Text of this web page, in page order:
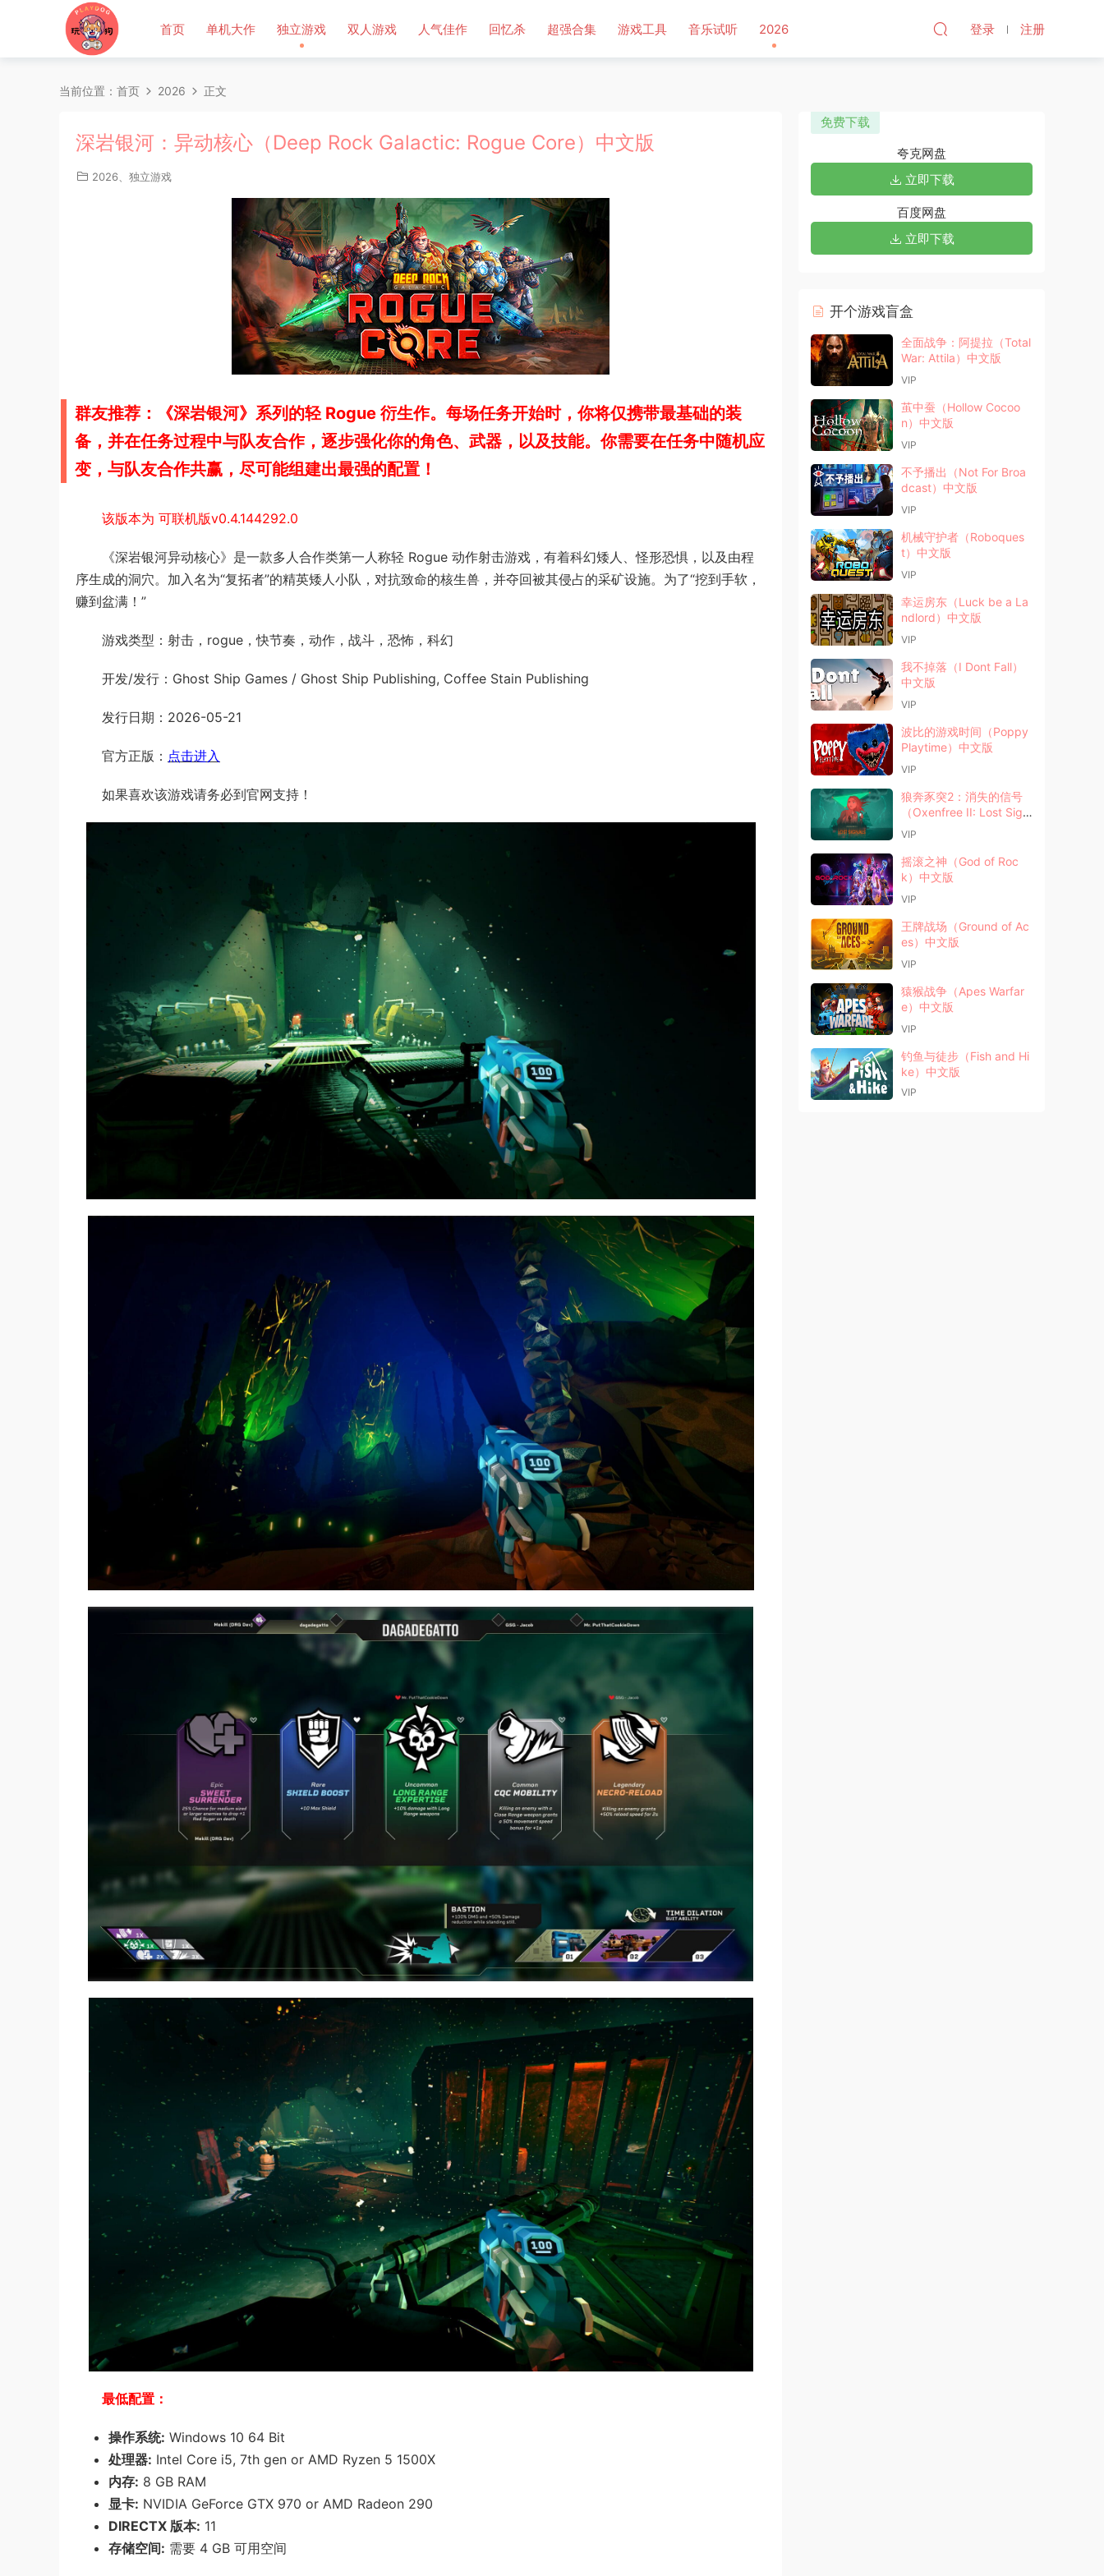
首页 单机大作 独立游戏 双人游戏 人气佳作 回忆杀 超强合集 游戏工具 音乐试听 2026 登录 注册
当前位置： 首页 2026 正文
深岩银河：异动核心（Deep Rock Galactic: Rogue Core）中文版
2026 独立游戏
群友推荐：《深岩银河》系列的轻 Rogue 衍生作。每场任务开始时，你将仅携带最基础的装
备，并在任务过程中与队友合作，逐步强化你的角色、武器，以及技能。你需要在任务中随机应
变，与队友合作共赢，尽可能组建出最强的配置！
该版本为 可联机版v0.4.144292.0
《深岩银河异动核心》是一款多人合作类第一人称轻 Rogue 动作射击游戏，有着科幻矮人、怪形恐惧，以及由程
序生成的洞穴。加入名为“复拓者”的精英矮人小队，对抗致命的核生兽，并夺回被其侵占的采矿设施。为了“挖到手软，
赚到盆满！”
游戏类型：射击，rogue，快节奏，动作，战斗，恐怖，科幻
开发/发行：Ghost Ship Games / Ghost Ship Publishing, Coffee Stain Publishing
发行日期：2026-05-21
官方正版： 点击进入
如果喜欢该游戏请务必到官网支持！
最低配置：
操作系统: Windows 10 64 Bit
处理器: Intel Core i5, 7th gen or AMD Ryzen 5 1500X
内存: 8 GB RAM
显卡: NVIDIA GeForce GTX 970 or AMD Radeon 290
DIRECTX 版本: 11
存储空间: 需要 4 GB 可用空间
免费下载
夸克网盘
立即下载
百度网盘
立即下载
开个游戏盲盒
全面战争：阿提拉（Total
War: Attila）中文版
VIP
茧中蚕（Hollow Cocoo
n）中文版
VIP
不予播出（Not For Broa
dcast）中文版
VIP
机械守护者（Roboques
t）中文版
VIP
幸运房东（Luck be a La
ndlord）中文版
VIP
我不掉落（I Dont Fall）
中文版
VIP
波比的游戏时间（Poppy
Playtime）中文版
VIP
狼奔豕突2：消失的信号
（Oxenfree II: Lost Sign
als）中文版
VIP
摇滚之神（God of Roc
k）中文版
VIP
王牌战场（Ground of Ac
es）中文版
VIP
猿猴战争（Apes Warfar
e）中文版
VIP
钓鱼与徒步（Fish and Hi
ke）中文版
VIP